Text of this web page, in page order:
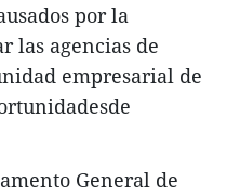
por la
las agencias de
empresarial de
General de